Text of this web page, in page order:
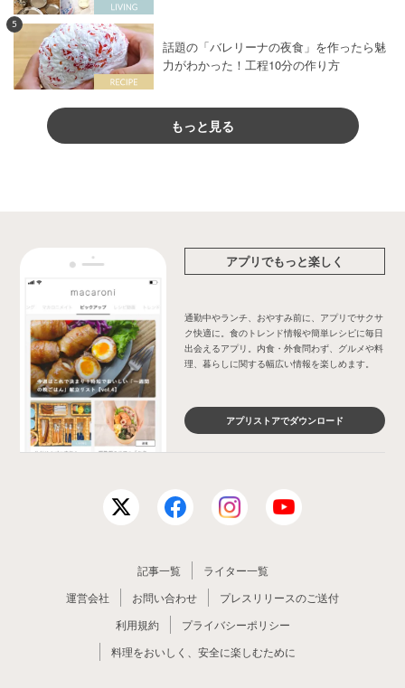
5
話題の「バレリーナの夜食」を作ったら魅
力がわかった！工程10分の作り方
もっと見る
アプリでもっと楽しく
通勤中やランチ、おやすみ前に、アプリでサクサ
ク快適に。食のトレンド情報や簡単レシピに毎日
出会えるアプリ。内食・外食問わず、グルメや料
理、暮らしに関する幅広い情報を楽しめます。
アプリストアでダウンロード
記事一覧
ライター一覧
運営会社
お問い合わせ
プレスリリースのご送付
利用規約
プライバシーポリシー
料理をおいしく、安全に楽しむために